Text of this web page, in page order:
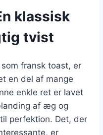
klassisk
tvist
fransk toast, er
en del af mange
enkle ret er lavet
af æg og
perfektion. Det, der
er